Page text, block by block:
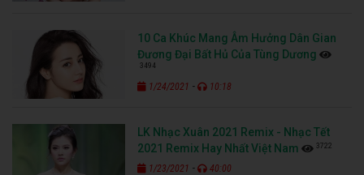
10 Ca Khúc Mang Âm Hưởng Dân Gian
Đương Đại Bất Hủ Của Tùng Dương
3494
1/24/2021 - 10:18
LK Nhạc Xuân 2021 Remix - Nhạc Tết
2021 Remix Hay Nhất Việt Nam
3722
1/23/2021 - 40:00